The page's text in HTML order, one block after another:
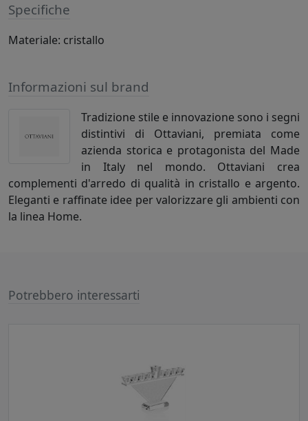
Specifiche
Materiale: cristallo
Informazioni sul brand
Tradizione stile e innovazione sono i segni
distintivi di Ottaviani, premiata come
azienda storica e protagonista del Made
in Italy nel mondo. Ottaviani crea
complementi d'arredo di qualità in cristallo e argento.
Eleganti e raffinate idee per valorizzare gli ambienti con
la linea Home.
Potrebbero interessarti